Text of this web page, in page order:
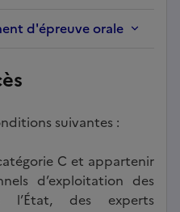
d'épreuve orale
suivantes :
C et appartenir
d’exploitation des
des experts